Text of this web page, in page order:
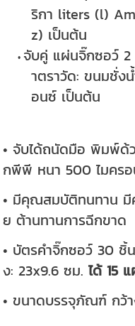
ริกา liters (l)
z) เป็นต้น
จับคู่ แผ่นจิ๊กซอว์
าตราวัด: ขนมชั่ง
อนซ์ เป็นต้น
• จับได้ถนัดมือ พิมพ์ด้
กพีพี หนา 500 ไมคร
• มีคุณสมบัติทนทาน มี
ย ต้านทานการฉีกขาด
• บัตรคำจิ๊กซอว์ 30 ชิ้
ง: 23x9.6 ซม.ได้ 15
• ขนาดบรรจุภัณฑ์ กว้